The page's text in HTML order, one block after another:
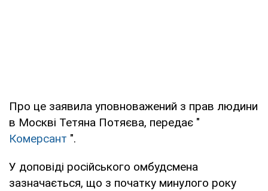
Про це заявила уповноважений з прав людини
в Москві Тетяна Потяєва, передає "
Комерсант ".
У доповіді російського омбудсмена
зазначається, що з початку минулого року